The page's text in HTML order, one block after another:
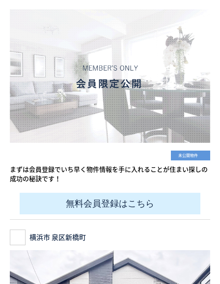
未公開物件
まずは会員登録でいち早く物件情報を手に入れることが住まい探しの
成功の秘訣です！
無料会員登録はこちら
横浜市 泉区新橋町